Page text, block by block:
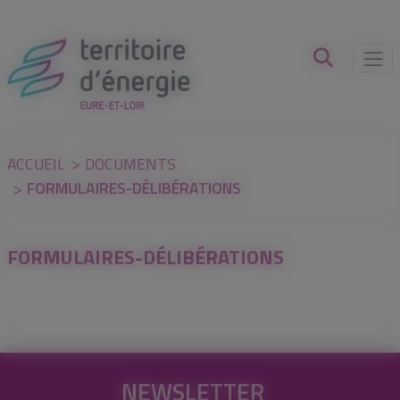
ACCUEIL
DOCUMENTS
FORMULAIRES-DÉLIBÉRATIONS
FORMULAIRES-DÉLIBÉRATIONS
NEWSLETTER